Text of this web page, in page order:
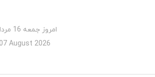
امروز جمعه 16 مرداد 1405
07 August 2026